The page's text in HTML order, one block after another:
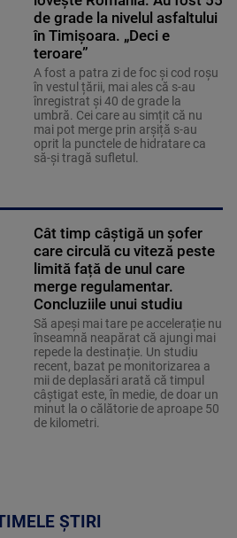
de grade la nivelul asfaltului
în Timișoara. „Deci e
teroare”
A fost a patra zi de foc și cod roșu
în vestul țării, mai ales că s-au
înregistrat și 40 de grade la
umbră. Cei care au simțit că nu
mai pot merge prin arșiță s-au
oprit la punctele de hidratare ca
să-și tragă sufletul.
Cât timp câștigă un șofer
care circulă cu viteză peste
limită față de unul care
merge regulamentar.
Concluziile unui studiu
Să apeși mai tare pe accelerație nu
înseamnă neapărat că ajungi mai
repede la destinație. Un studiu
recent, bazat pe monitorizarea a
mii de deplasări arată că timpul
câștigat este, în medie, de doar un
minut la o călătorie de aproape 50
de kilometri.
ȘTIRI